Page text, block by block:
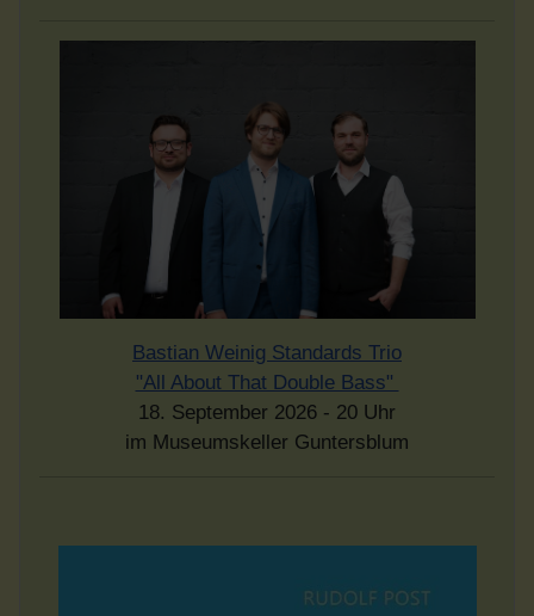
Bastian Weinig Standards Trio
"All About That Double Bass"
18. September 2026 - 20 Uhr
im Museumskeller Guntersblum